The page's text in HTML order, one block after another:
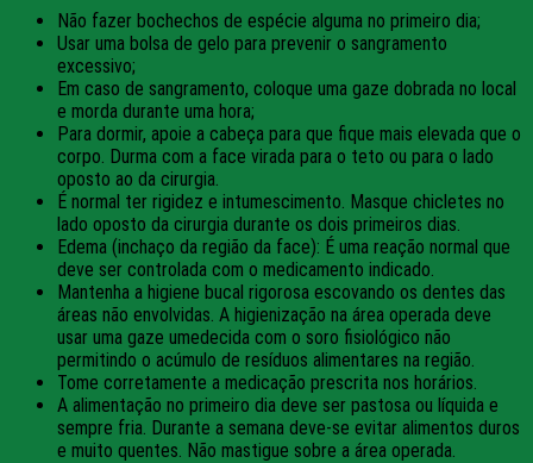
Não fazer bochechos de espécie alguma no primeiro dia;
Usar uma bolsa de gelo para prevenir o sangramento
excessivo;
Em caso de sangramento, coloque uma gaze dobrada no local
e morda durante uma hora;
Para dormir, apoie a cabeça para que fique mais elevada que o
corpo. Durma com a face virada para o teto ou para o lado
oposto ao da cirurgia.
É normal ter rigidez e intumescimento. Masque chicletes no
lado oposto da cirurgia durante os dois primeiros dias.
Edema (inchaço da região da face): É uma reação normal que
deve ser controlada com o medicamento indicado.
Mantenha a higiene bucal rigorosa escovando os dentes das
áreas não envolvidas. A higienização na área operada deve
usar uma gaze umedecida com o soro fisiológico não
permitindo o acúmulo de resíduos alimentares na região.
Tome corretamente a medicação prescrita nos horários.
A alimentação no primeiro dia deve ser pastosa ou líquida e
sempre fria. Durante a semana deve-se evitar alimentos duros
e muito quentes. Não mastigue sobre a área operada.